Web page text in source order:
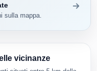
sulla mappa.
vicinanze